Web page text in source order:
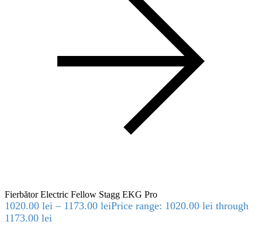
Fierbător Electric Fellow Stagg EKG Pro
1020.00 lei – 1173.00 leiPrice range: 1020.00 lei through
1173.00 lei